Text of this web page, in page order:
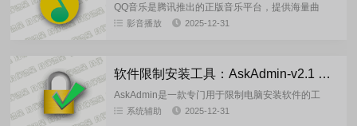
QQ音乐是腾讯推出的正版音乐平台，提供海量曲
库、高品质音效和智能互动功能，是很多人听歌的首
影音播放 2025-12-31
软件限制安装工具：AskAdmin-v2.1 中文绿色版
AskAdmin是一款专门用于限制电脑安装软件的工
具，它可以对指定的文件进行扩展名的修改，也可以
系统辅助 2025-12-31